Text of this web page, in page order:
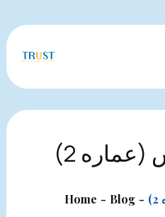
Skip
content
(عماره 2)
Home Blog